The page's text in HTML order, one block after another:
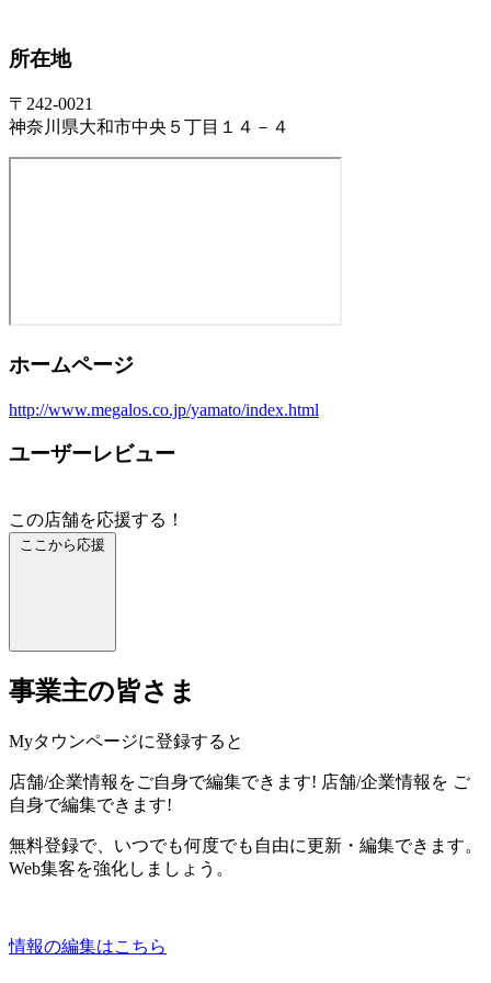
所在地
〒242-0021
神奈川県大和市中央５丁目１４－４
ホームページ
http://www.megalos.co.jp/yamato/index.html
ユーザーレビュー
この店舗を応援する！
ここから応援
事業主の皆さま
Myタウンページに登録すると
店舗/企業情報をご自身で編集できます! 店舗/企業情報を ご
自身で編集できます!
無料登録で、いつでも何度でも自由に更新・編集できます。
Web集客を強化しましょう。
情報の編集はこちら